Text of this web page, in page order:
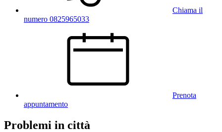
Chiama il
numero 0825965033
Prenota
appuntamento
Problemi in città